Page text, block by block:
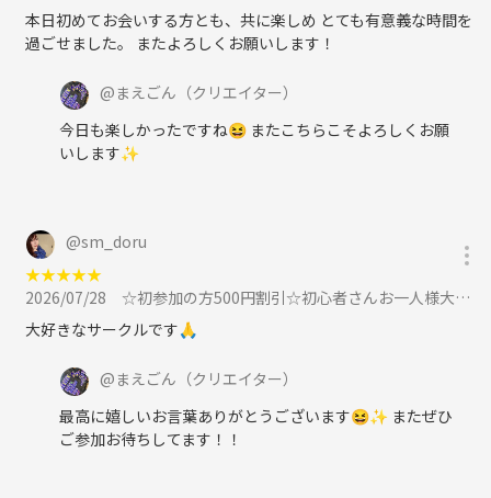
本日初めてお会いする方とも、共に楽しめ とても有意義な時間を
過ごせました。 またよろしくお願いします！
@まえごん （クリエイター）
今日も楽しかったですね😆 またこちらこそよろしくお願
いします✨
@sm_doru
★★★★★
2026/07/28
☆初参加の方500円割引☆初心者さんお一人様大歓迎！大阪難波平日ボードゲーム会に参加
大好きなサークルです🙏
@まえごん （クリエイター）
最高に嬉しいお言葉ありがとうございます😆✨ またぜひ
ご参加お待ちしてます！！